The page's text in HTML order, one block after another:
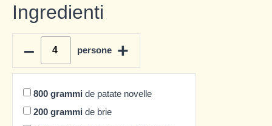
Ingredienti
–
persone +
800 grammi de patate novelle
200 grammi de brie